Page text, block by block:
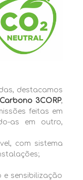
destacamos
3CORP,
feitas em
as em outro,
com sistema
e sensibilização